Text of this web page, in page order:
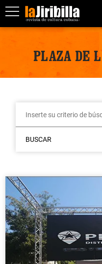
PLAZA DE
BUSCAR